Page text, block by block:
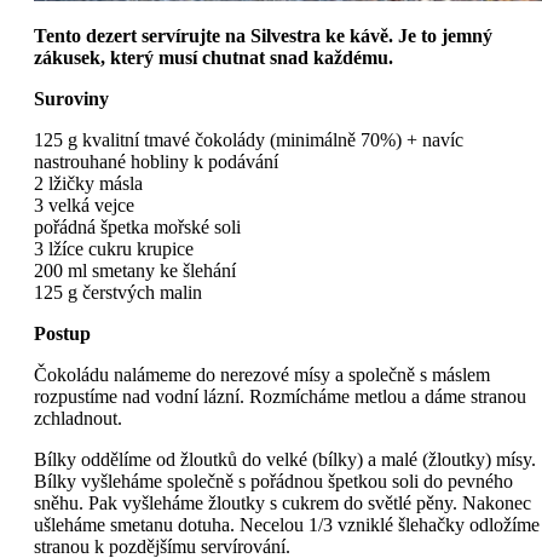
Tento dezert servírujte na Silvestra ke kávě. Je to jemný
zákusek, který musí chutnat snad každému.
Suroviny
125 g kvalitní tmavé čokolády (minimálně 70%) + navíc
nastrouhané hobliny k podávání
2 lžičky másla
3 velká vejce
pořádná špetka mořské soli
3 lžíce cukru krupice
200 ml smetany ke šlehání
125 g čerstvých malin
Postup
Čokoládu nalámeme do nerezové mísy a společně s máslem
rozpustíme nad vodní lázní. Rozmícháme metlou a dáme stranou
zchladnout.
Bílky oddělíme od žloutků do velké (bílky) a malé (žloutky) mísy.
Bílky vyšleháme společně s pořádnou špetkou soli do pevného
sněhu. Pak vyšleháme žloutky s cukrem do světlé pěny. Nakonec
ušleháme smetanu dotuha. Necelou 1/3 vzniklé šlehačky odložíme
stranou k pozdějšímu servírování.